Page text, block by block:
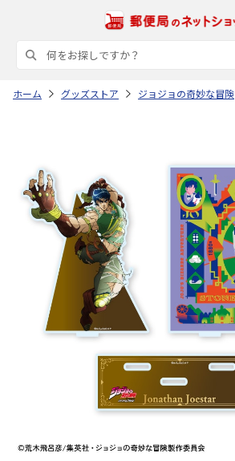
ホーム グッズストア ジョジョの奇妙な冒険